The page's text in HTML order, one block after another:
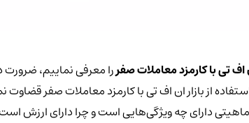
اف تی با کارمزد معاملات صفررا معرفی نماییم،
بازار ان اف تی با کارمزد معاملات صفر قضاوت نمائید. از سال 2021 تا به
دارای چه ویژگی‌هایی است و چرا دارای ارزش